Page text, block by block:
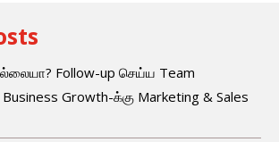
Follow-up செய்ய Team
Growth-க்கு Marketing & Sales